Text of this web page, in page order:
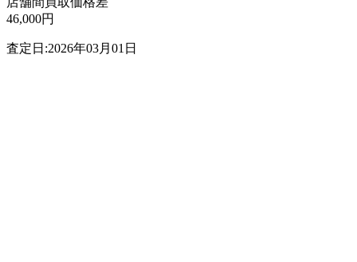
46,000円
査定日:2026年03月01日